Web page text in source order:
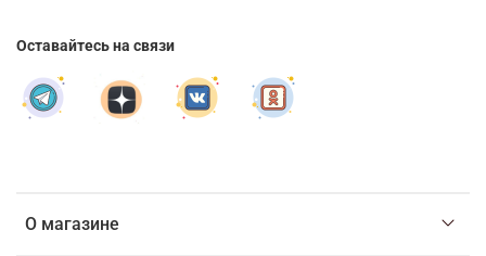
О магазине
Оставайтесь на связи